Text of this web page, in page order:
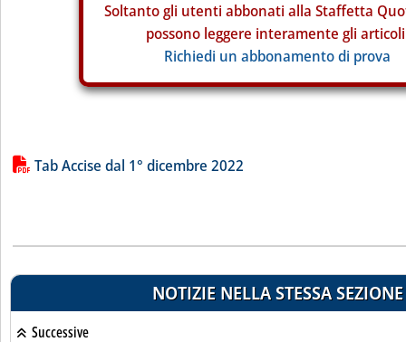
Soltanto gli utenti abbonati alla Staffetta
possono leggere interamente gli
Richiedi un abbonamento di prova
Lista allegati PDF alla notizia
Tab Accise dal 1° dicembre 2022
NOTIZIE NELLA STESSA SEZIONE
Successive